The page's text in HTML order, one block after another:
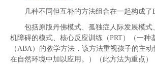
几种不同但互补的方法组合在一起构成了
包括原版丹佛模式、孤独症人际发展模式
机障碍的模式、核心反应训练（PRT）（一种
（ABA）的教学方法，该方法重视孩子的主
在自然环境中加以应用。）（此方法为重点）